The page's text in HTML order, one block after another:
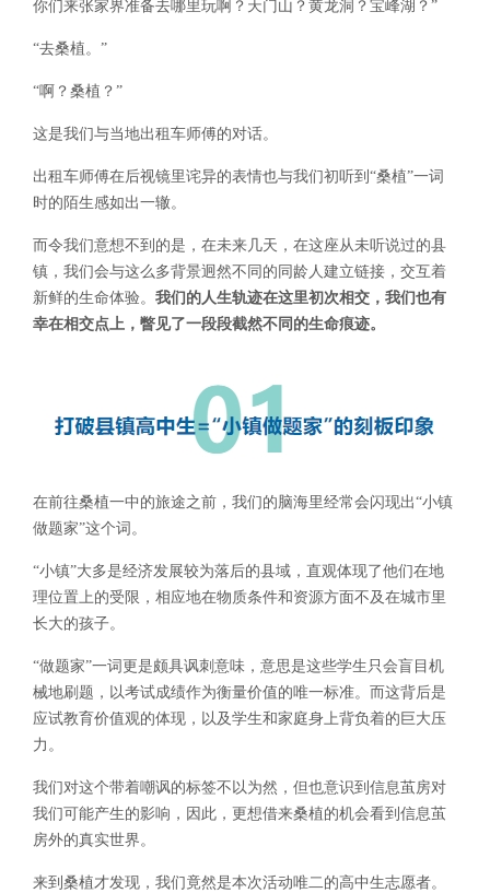
你们来张家界准备去哪里玩啊？天门山？黄龙洞？宝峰湖？”
“去桑植。”
“啊？桑植？”
这是我们与当地出租车师傅的对话。
出租车师傅在后视镜里诧异的表情也与我们初听到“桑植”一词
时的陌生感如出一辙。
而令我们意想不到的是，在未来几天，在这座从未听说过的县
镇，我们会与这么多背景迥然不同的同龄人建立链接，交互着
新鲜的生命体验。 我们的人生轨迹在这里初次相交，我们也有
幸在相交点上，瞥见了一段段截然不同的生命痕迹。
在前往桑植一中的旅途之前，我们的脑海里经常会闪现出“小镇
做题家”这个词。
“小镇”大多是经济发展较为落后的县域，直观体现了他们在地
理位置上的受限，相应地在物质条件和资源方面不及在城市里
长大的孩子。
“做题家”一词更是颇具讽刺意味，意思是这些学生只会盲目机
械地刷题，以考试成绩作为衡量价值的唯一标准。而这背后是
应试教育价值观的体现，以及学生和家庭身上背负着的巨大压
力。
我们对这个带着嘲讽的标签不以为然，但也意识到信息茧房对
我们可能产生的影响，因此，更想借来桑植的机会看到信息茧
房外的真实世界。
来到桑植才发现，我们竟然是本次活动唯二的高中生志愿者。